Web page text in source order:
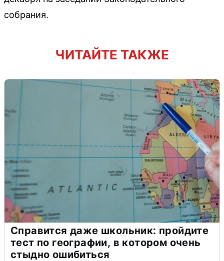
собрания.
ЧИТАЙТЕ ТАКЖЕ
Справится даже школьник: пройдите
тест по географии, в котором очень
стыдно ошибиться